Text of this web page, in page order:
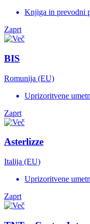
Knjiga in prevodni
Zaprt
BIS
Romunija (EU)
Uprizoritvene
Zaprt
Asterlizze
Italija (EU)
Uprizoritvene
Zaprt